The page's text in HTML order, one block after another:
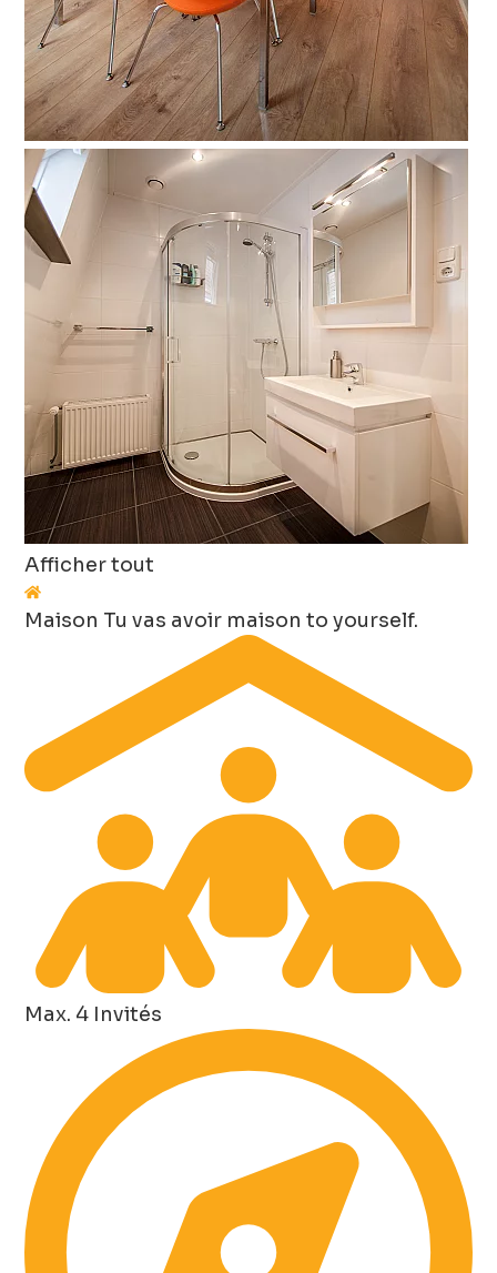
Afficher tout
Maison Tu vas avoir maison to yourself.
Max. 4 Invités